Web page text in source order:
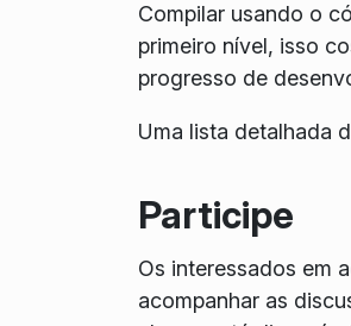
Compilar usando o
primeiro nível, isso
progresso de
Uma lista detalhada
Participe
Os interessados em
acompanhar as